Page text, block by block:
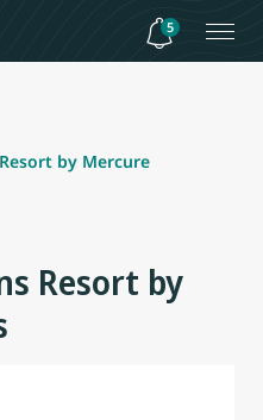
5
by Mercure
Resort by